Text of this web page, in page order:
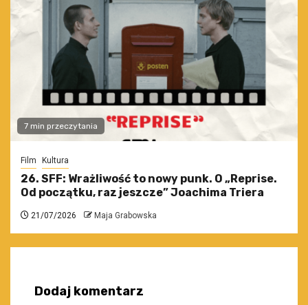
7 min przeczytania
Film Kultura
26. SFF: Wrażliwość to nowy punk. O „Reprise.
Od początku, raz jeszcze” Joachima Triera
21/07/2026 Maja Grabowska
Dodaj komentarz